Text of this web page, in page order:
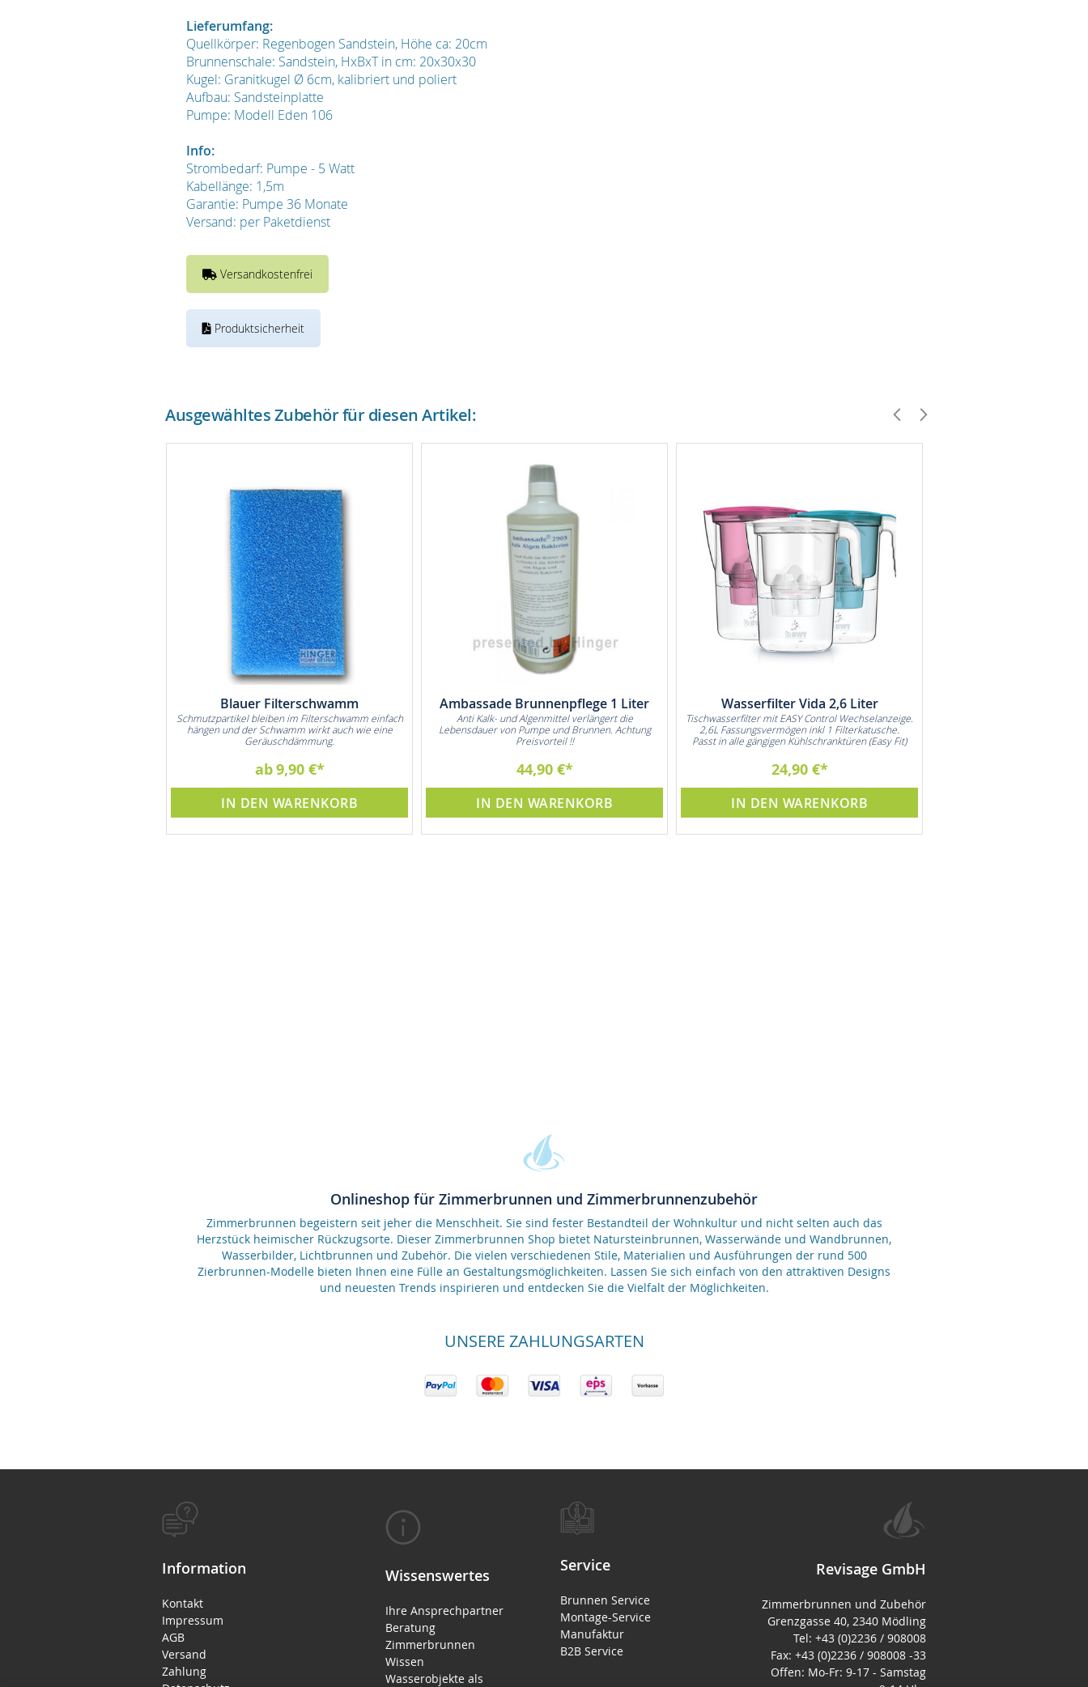
Lieferumfang:
Quellkörper: Regenbogen Sandstein, Höhe ca: 20cm
Brunnenschale: Sandstein, HxBxT in cm: 20x30x30
Kugel: Granitkugel Ø 6cm, kalibriert und poliert
Aufbau: Sandsteinplatte
Pumpe: Modell Eden 106
Info:
Strombedarf: Pumpe - 5 Watt
Kabellänge: 1,5m
Garantie: Pumpe 36 Monate
Versand: per Paketdienst
Versandkostenfrei
Produktsicherheit
Ausgewähltes Zubehör für diesen Artikel:
Blauer Filterschwamm
Schmutzpartikel bleiben im Filterschwamm einfach
hängen und der Schwamm wirkt auch wie eine
Geräuschdämmung.
ab9,90 €
IN DEN WARENKORB
Ambassade Brunnenpflege 1 Liter
Anti Kalk- und Algenmittel verlängert die
Lebensdauer von Pumpe und Brunnen. Achtung
Preisvorteil !!
44,90 €
IN DEN WARENKORB
Wasserfilter Vida 2,6 Liter
Tischwasserfilter mit EASY Control Wechselanzeige.
2,6L Fassungsvermögen inkl 1 Filterkatusche.
Passt in alle gängigen Kühlschranktüren (Easy Fit)
24,90 €
IN DEN WARENKORB
Onlineshop für Zimmerbrunnen und Zimmerbrunnenzubehör
Zimmerbrunnen begeistern seit jeher die Menschheit. Sie sind fester Bestandteil der Wohnkultur und nicht selten auch das
Herzstück heimischer Rückzugsorte. Dieser Zimmerbrunnen Shop bietet Natursteinbrunnen, Wasserwände und Wandbrunnen,
Wasserbilder, Lichtbrunnen und Zubehör. Die vielen verschiedenen Stile, Materialien und Ausführungen der rund 500
Zierbrunnen-Modelle bieten Ihnen eine Fülle an Gestaltungsmöglichkeiten. Lassen Sie sich einfach von den attraktiven Designs
und neuesten Trends inspirieren und entdecken Sie die Vielfalt der Möglichkeiten.
UNSERE ZAHLUNGSARTEN
Information
Kontakt
Impressum
AGB
Versand
Zahlung
Wissenswertes
Ihre Ansprechpartner
Beratung
Zimmerbrunnen
Wissen
Wasserobjekte als
Service
Brunnen Service
Montage-Service
Manufaktur
B2B Service
Revisage GmbH
Zimmerbrunnen und Zubehör
Grenzgasse 40, 2340 Mödling
Tel: +43 (0)2236 / 908008
Fax: +43 (0)2236 / 908008 -33
Offen: Mo-Fr: 9-17 - Samstag